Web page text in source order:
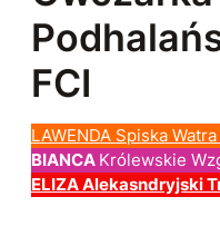
FCI
LAWENDA Spiska
BIANCA Królewskie
ELIZA Alekasndryjski